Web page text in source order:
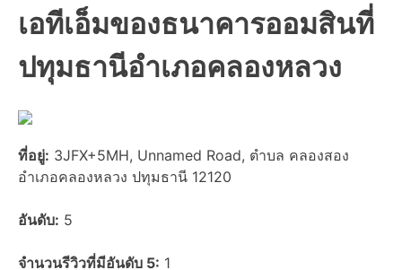
เอทีเอ็มของธนาคารออมสินที่
ปทุมธานีอำเภอคลองหลวง
ที่อยู่: 3JFX+5MH, Unnamed Road, ตำบล คลองสอง
อำเภอคลองหลวง ปทุมธานี 12120
อันดับ: 5
จำนวนรีวิวที่มีอันดับ 5: 1